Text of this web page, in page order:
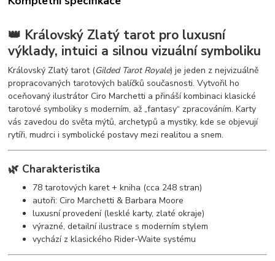
👑 Královský Zlatý tarot pro luxusní
výklady, intuici a silnou vizuální symboliku
Královský Zlatý tarot (Gilded Tarot Royale) je jeden z nejvizuálně
propracovaných tarotových balíčků současnosti. Vytvořil ho
oceňovaný ilustrátor Ciro Marchetti a přináší kombinaci klasické
tarotové symboliky s moderním, až „fantasy“ zpracováním. Karty
vás zavedou do světa mýtů, archetypů a mystiky, kde se objevují
rytíři, mudrci i symbolické postavy mezi realitou a snem.
🌿 Charakteristika
78 tarotových karet + kniha (cca 248 stran)
autoři: Ciro Marchetti & Barbara Moore
luxusní provedení (lesklé karty, zlaté okraje)
výrazné, detailní ilustrace s moderním stylem
vychází z klasického Rider-Waite systému